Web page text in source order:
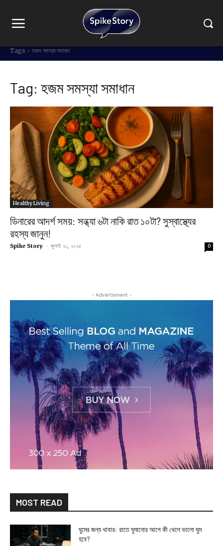
Tags হজম সমস্যা সমাধান
Tag: হজম সমস্যা সমাধান
Healthy Living
ডিনারের আদর্শ সময়: সন্ধ্যা ৬টা নাকি রাত ১০টা? সুস্বাস্থ্যের
রহস্য জানুন!
Spike Story - জুলাই ২১, ২০২৫ 0
- Advertisment -
MOST READ
ঘুমের জন্য খাবার: রাতে ঘুমানোর আগে কী খেলে ভালো ঘুম
হবে?